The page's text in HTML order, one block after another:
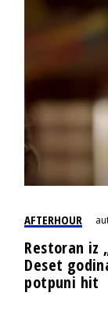
AFTERHOUR
Restoran iz
Deset
potpuni hit